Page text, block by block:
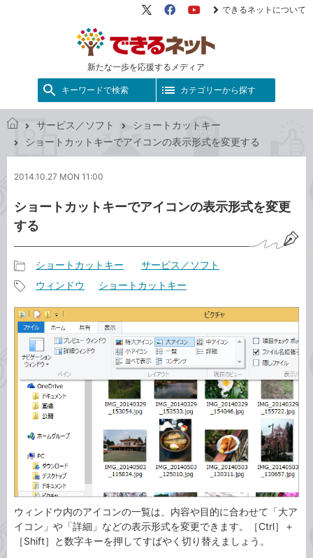
新たな一歩を応援するメディア
X（旧
FacebookYouTube
できるネットについて
キーワードで検索 カテゴリーから探す
ネ
ト
サービス／ソフト
ショートカットキー
ショートカットキーでアイコンの表示形式を変更する
2014.10.27 MON 11:00
ショートカットキーでアイコンの表示形式を変更
する
事
カ
テ
ゴ
リ
ショートカットキー サービス／ソフト
事
タ
グ
ウィンドウ ショートカットキー
ウィンドウ内のアイコンの一覧は、内容や目的に合わせて「大ア
イコン」や「詳細」などの表示形式を変更できます。［Ctrl］＋
［Shift］と数字キーを押してすばやく切り替えましょう。